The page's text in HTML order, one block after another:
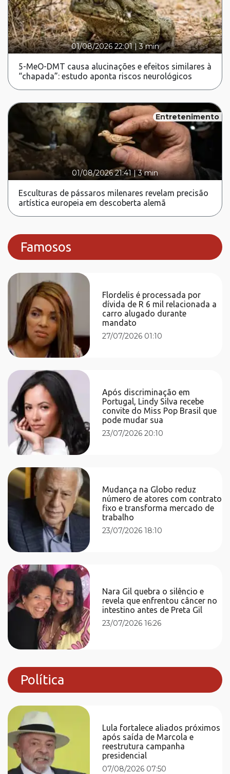
01/08/2026 22:01|3 min
5-MeO-DMT causa alucinações e efeitos similares à
“chapada”: estudo aponta riscos neurológicos
Entretenimento
01/08/2026 21:41 |3 min
Esculturas de pássaros milenares revelam precisão
artística europeia em descoberta alemã
Famosos
Flordelis é processada por
dívida de R 6 mil relacionada a
carro alugado durante
mandato
27/07/2026 01:10
Após discriminação em
Portugal, Lindy Silva recebe
convite do Miss Pop Brasil que
pode mudar sua
23/07/2026 20:10
Mudança na Globo reduz
número de atores com contrato
fixo e transforma mercado de
trabalho
23/07/2026 18:10
Nara Gil quebra o silêncio e
revela que enfrentou câncer no
intestino antes de Preta Gil
23/07/2026 16:26
Política
Lula fortalece aliados próximos
após saída de Marcola e
reestrutura campanha
presidencial
07/08/2026 07:50